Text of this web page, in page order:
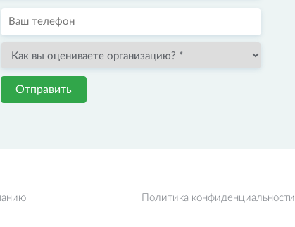
Отправить
Политика конфиденциальности